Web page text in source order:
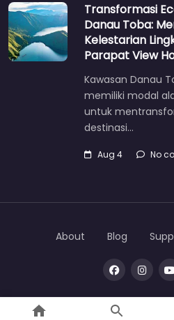
Transformasi
Danau Toba:
Kelestarian
Parapat View
Kawasan Danau
memiliki modal
untuk
destinasi…
Aug 4 No
Copyright © 2026 |
About Blog